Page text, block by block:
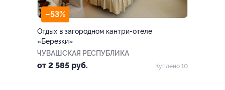
–53%
Отдых в загородном кантри-отеле
«Березки»
ЧУВАШСКАЯ РЕСПУБЛИКА
от 2 585 руб. Куплено 10